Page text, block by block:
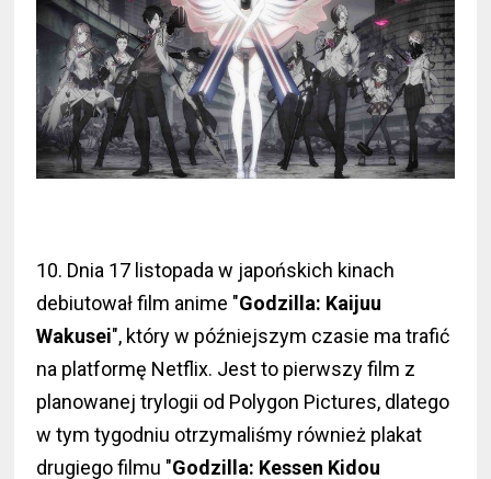
10. Dnia 17 listopada w japońskich kinach
debiutował film anime "Godzilla: Kaijuu
Wakusei", który w późniejszym czasie ma trafić
na platformę Netflix. Jest to pierwszy film z
planowanej trylogii od Polygon Pictures, dlatego
w tym tygodniu otrzymaliśmy również plakat
drugiego filmu "Godzilla: Kessen Kidou